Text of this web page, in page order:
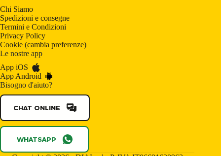
Chi Siamo
Spedizioni e consegne
Termini e Condizioni
Privacy Policy
Cookie (cambia preferenze)
Le nostre app
App iOS
App Android
Bisogno d'aiuto?
CHAT ONLINE
WHATSAPP